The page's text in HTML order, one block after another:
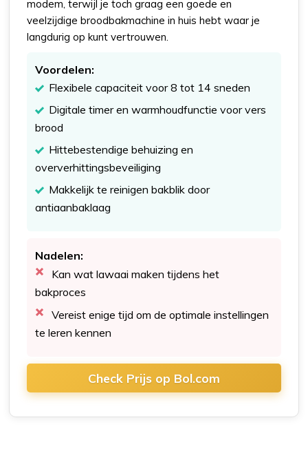
modem, terwijl je toch graag een goede en
veelzijdige broodbakmachine in huis hebt waar je
langdurig op kunt vertrouwen.
Voordelen:
Flexibele capaciteit voor 8 tot 14 sneden
Digitale timer en warmhoudfunctie voor vers
brood
Hittebestendige behuizing en
oververhittingsbeveiliging
Makkelijk te reinigen bakblik door
antiaanbaklaag
Nadelen:
Kan wat lawaai maken tijdens het
bakproces
Vereist enige tijd om de optimale instellingen
te leren kennen
Check Prijs op Bol.com